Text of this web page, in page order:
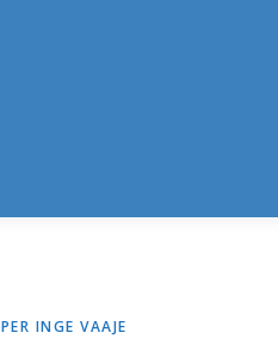
PER INGE VAAJE